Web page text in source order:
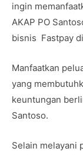
ingin
AKAP PO
bisnis Fastpay
Manfaatkan
yang
keuntungan
Santoso.
Selain melayani